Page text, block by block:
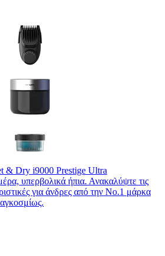
& Dry i9000 Prestige Ultra
υπερβολικά ήπια. Ανακαλύψτε τις
για άνδρες από την Νο.1 μάρκα